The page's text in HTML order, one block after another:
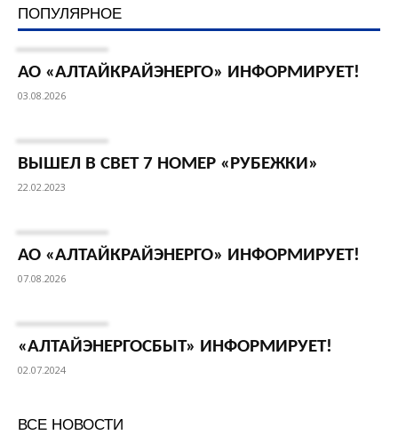
ПОПУЛЯРНОЕ
АО «АЛТАЙКРАЙЭНЕРГО» ИНФОРМИРУЕТ!
03.08.2026
ВЫШЕЛ В СВЕТ 7 НОМЕР «РУБЕЖКИ»
22.02.2023
АО «АЛТАЙКРАЙЭНЕРГО» ИНФОРМИРУЕТ!
07.08.2026
«АЛТАЙЭНЕРГОСБЫТ» ИНФОРМИРУЕТ!
02.07.2024
ВСЕ НОВОСТИ